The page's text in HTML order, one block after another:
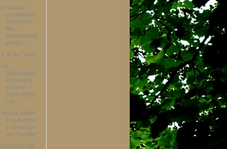
saison
commence
bien pour
les
professionn
els du...
fil de l’eau
catholiques
limousins
sous le
choc après
l’att...
alerte
à la bombe
à Brive sur
un chantier
de